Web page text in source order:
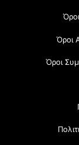
Όροι
Όροι